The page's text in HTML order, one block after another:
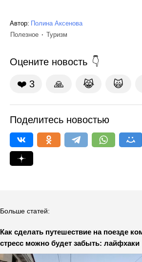
Автор: Полина Аксенова
Полезное
Туризм
Оцените новость
❤️ 3 🙏 😹 🙀
Поделитесь новостью
Больше статей:
Как сделать путешествие на поезде
стресс можно будет забыть: лайфхаки